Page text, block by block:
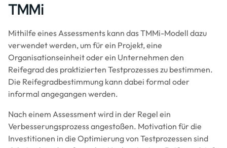
TMMi
Mithilfe eines Assessments kann das TMMi-Modell dazu
verwendet werden, um für ein Projekt, eine
Organisationseinheit oder ein Unternehmen den
Reifegrad des praktizierten Testprozesses zu bestimmen.
Die Reifegradbestimmung kann dabei formal oder
informal angegangen werden.
Nach einem Assessment wird in der Regel ein
Verbesserungsprozess angestoßen. Motivation für die
Investitionen in die Optimierung von Testprozessen sind